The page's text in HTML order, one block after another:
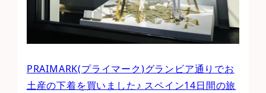
PRAIMARK(プライマーク)グランビア通りでお
土産の下着を買いました♪ スペイン14日間の旅